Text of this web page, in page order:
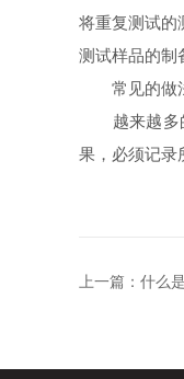
将重复测试的
测试样品的制
常见的做法
越来越多的
果，必须记录
上一篇： 什么